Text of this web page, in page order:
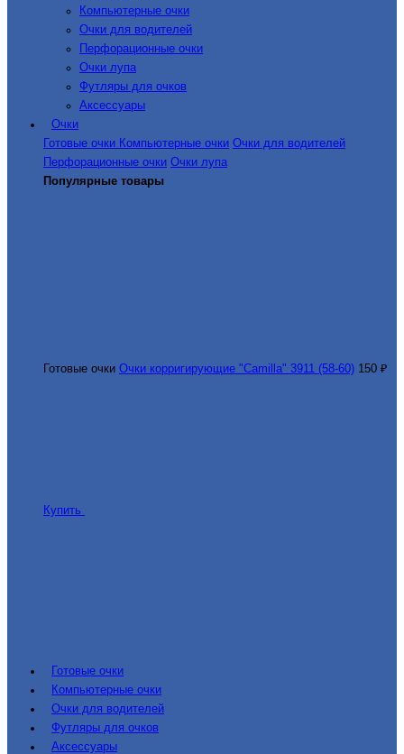
Компьютерные очки
Очки для водителей
Перфорационные очки
Очки лупа
Футляры для очков
Аксессуары
Очки
Готовые очки Компьютерные очки Очки для водителей
Перфорационные очки Очки лупа
Популярные товары
Готовые очки Очки корригирующие "Camilla" 3911 (58-60) 150 ₽
Купить
Готовые очки
Компьютерные очки
Очки для водителей
Футляры для очков
Аксессуары